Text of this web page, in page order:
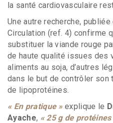
la santé cardiovasculaire
Une autre recherche,
Circulation (ref. 4) confirme
substituer la viande rouge
de haute qualité issues des
aliments au soja, d’autres
dans le but de contrôler
de lipoprotéines.
« En pratique »explique le
Ayache, « 25 g de